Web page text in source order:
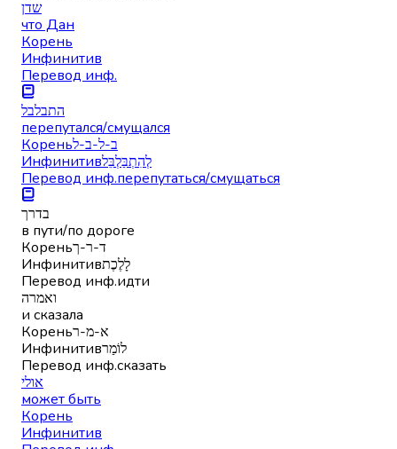
שדן
что Дан
Корень
Инфинитив
Перевод инф.
התבלבל
перепутался/смущался
Кореньב-ל-ב-ל
Инфинитивלְהִתְבַּלְבֵּל
Перевод инф.перепутаться/смущаться
בדרך
в пути/по дороге
Кореньד-ר-ך
Инфинитивלָלֶכֶת
Перевод инф.идти
ואמרה
и сказала
Кореньא-מ-ר
Инфинитивלוֹמַר
Перевод инф.сказать
אולי
может быть
Корень
Инфинитив